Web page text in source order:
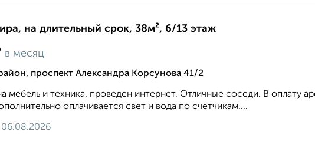
на длительный срок, 38м², 6/13 этаж
в месяц
проспект Александра Корсунова 41/2
мебель и техника, проведен интернет. Отличные соседи. В оплату
оплачивается свет и вода по счетчикам....
06.08.2026